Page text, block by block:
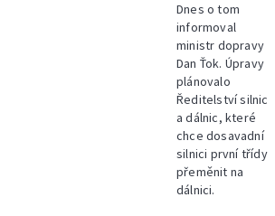
Dnes o tom
informoval
ministr dopravy
Dan Ťok. Úpravy
plánovalo
Ředitelství silnic
a dálnic, které
chce dosavadní
silnici první třídy
přeměnit na
dálnici.